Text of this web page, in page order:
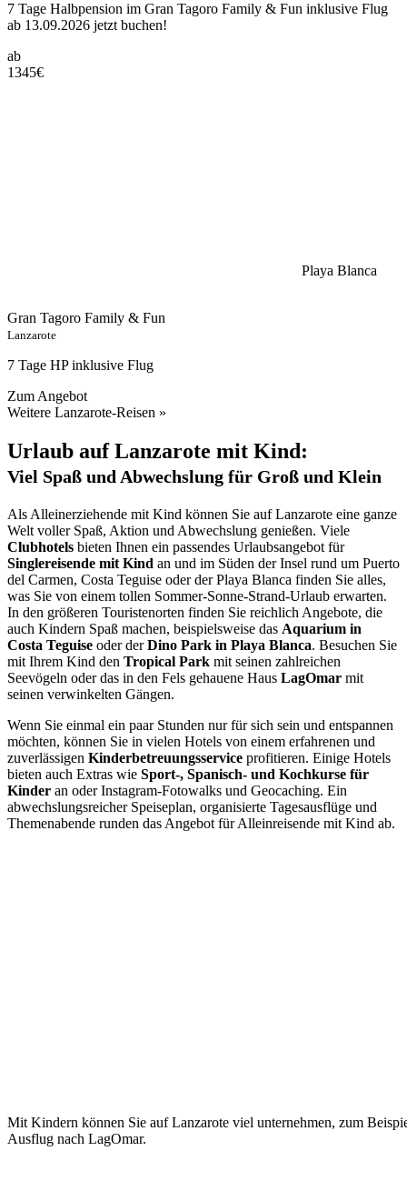
7 Tage Halbpension im Gran Tagoro Family & Fun inklusive Flug
ab 13.09.2026 jetzt buchen!
ab
1345€
Playa Blanca
Gran Tagoro Family & Fun
Lanzarote
7 Tage HP inklusive Flug
Zum Angebot
Weitere Lanzarote-Reisen »
Urlaub auf Lanzarote mit Kind:
Viel Spaß und Abwechslung für Groß und Klein
Als Alleinerziehende mit Kind können Sie auf Lanzarote eine ganze
Welt voller Spaß, Aktion und Abwechslung genießen. Viele
Clubhotels bieten Ihnen ein passendes Urlaubsangebot für
Singlereisende mit Kind an und im Süden der Insel rund um Puerto
del Carmen, Costa Teguise oder der Playa Blanca finden Sie alles,
was Sie von einem tollen Sommer-Sonne-Strand-Urlaub erwarten.
In den größeren Touristenorten finden Sie reichlich Angebote, die
auch Kindern Spaß machen, beispielsweise das Aquarium in
Costa Teguise oder derDino Park in Playa Blanca. Besuchen Sie
mit Ihrem Kind den Tropical Park mit seinen zahlreichen
Seevögeln oder das in den Fels gehauene Haus LagOmar mit
seinen verwinkelten Gängen.
Wenn Sie einmal ein paar Stunden nur für sich sein und entspannen
möchten, können Sie in vielen Hotels von einem erfahrenen und
zuverlässigen Kinderbetreuungsservice profitieren. Einige Hotels
bieten auch Extras wie Sport-, Spanisch- und Kochkurse für
Kinder an oder Instagram-Fotowalks und Geocaching. Ein
abwechslungsreicher Speiseplan, organisierte Tagesausflüge und
Themenabende runden das Angebot für Alleinreisende mit Kind ab.
Mit Kindern können Sie auf Lanzarote viel unternehmen, zum
Ausflug nach LagOmar.